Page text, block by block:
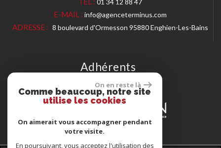
E-MAIL : info@agenceterminus.com
ADRESSE : 8 boulevard d'Ormesson 95880 Enghien-Les-Bains
Adhérents
On en reste là
Comme beaucoup, notre site
utilise les cookies
On aimerait vous accompagner pendant
votre visite.
En poursuivant, vous acceptez l'utilisation des